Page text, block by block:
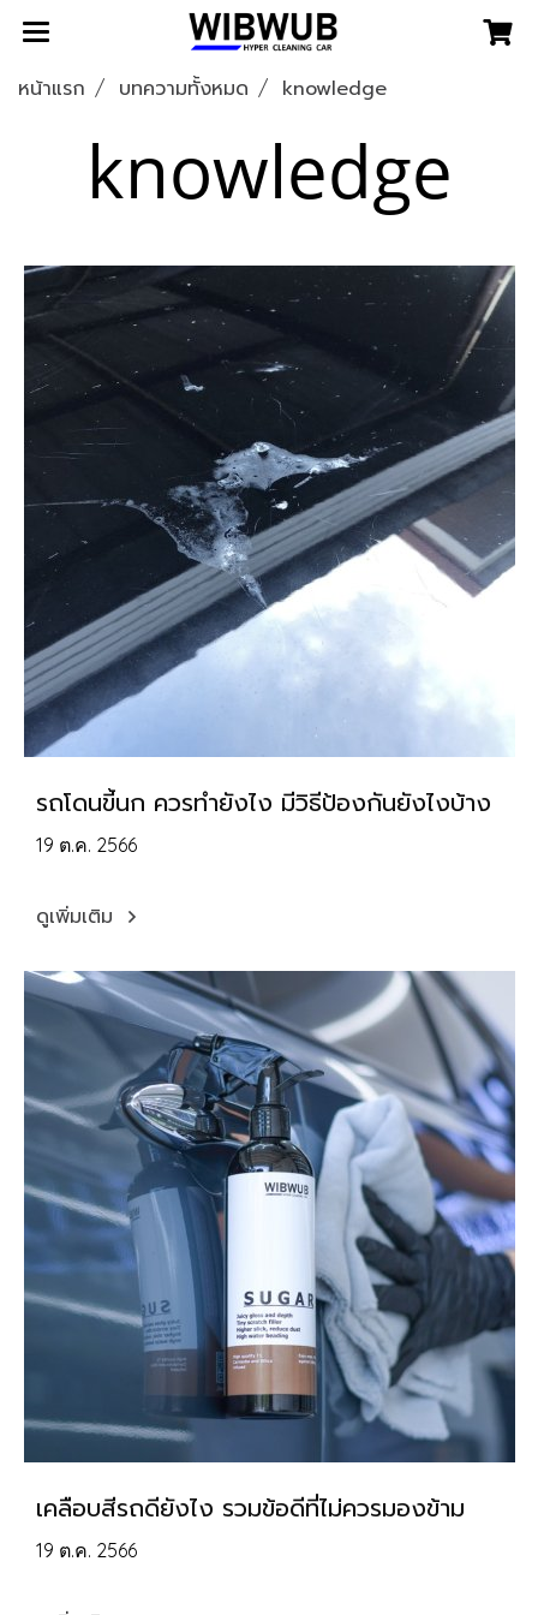
หน้าแรก บทความทั้งหมด knowledge
knowledge
รถโดนขี้นก ควรทำยังไง มีวิธีป้องกันยังไงบ้าง
19 ต.ค. 2566
ดูเพิ่มเติม
เคลือบสีรถดียังไง รวมข้อดีที่ไม่ควรมองข้าม
19 ต.ค. 2566